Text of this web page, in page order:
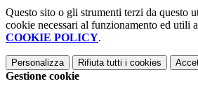
Questo sito o gli strumenti terzi da questo
cookie necessari al funzionamento ed utili
COOKIE POLICY.
Personalizza Rifiuta tutti i cookies
Gestione cookie